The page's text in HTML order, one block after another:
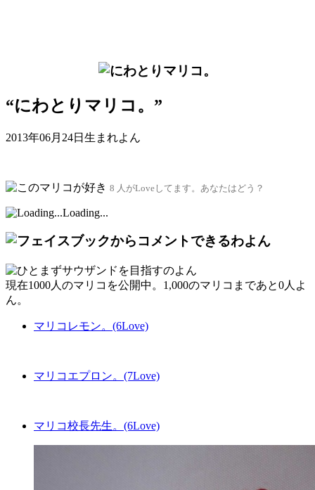
“にわとりマリコ。”
2013年06月24日生まれよん
8 人がLoveしてます。あなたはどう？
Loading...
現在1000人 のマリコを公開中。1,000のマリコまであと0人 よ
ん。
マリコレモン。(6Love)
マリコエプロン。(7Love)
マリコ校長先生。(6Love)